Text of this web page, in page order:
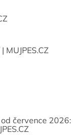
července 2026: